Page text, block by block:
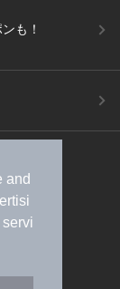
and
も！
案内
規約
採用情報